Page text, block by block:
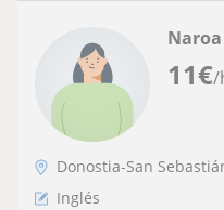
11€/
Naroa
Donostia-San
Inglés